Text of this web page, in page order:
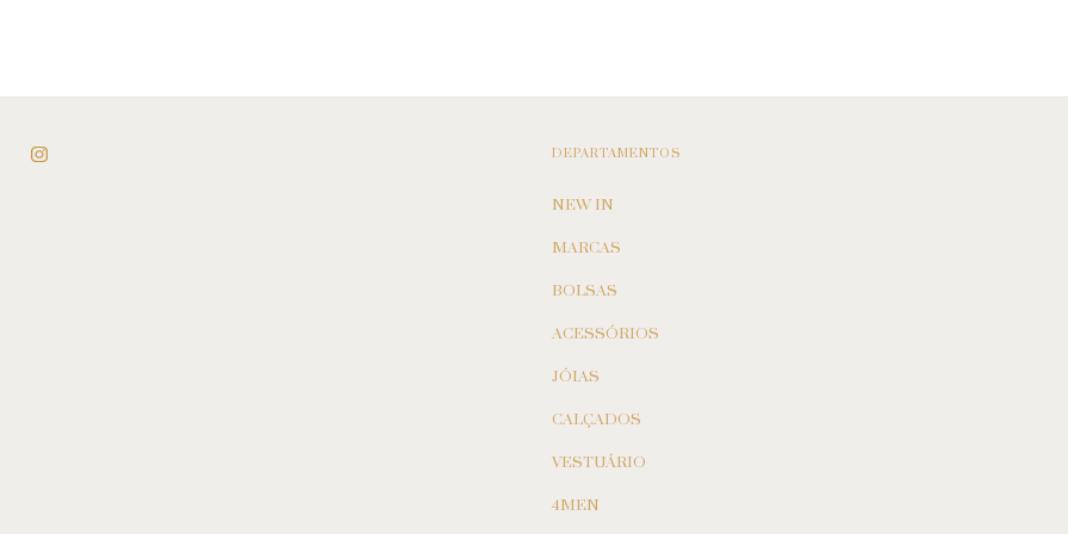
DEPARTAMENTOS
NEW IN
MARCAS
BOLSAS
ACESSÓRIOS
JÓIAS
CALÇADOS
VESTUÁRIO
4MEN